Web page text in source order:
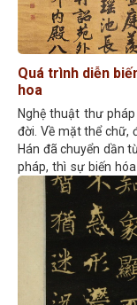
Quá trình diễn
hoa
Nghệ thuật thư
đời. Về mặt thể chữ,
Hán đã chuyển dần
pháp, thì sự biến
càng đa dạng, phức